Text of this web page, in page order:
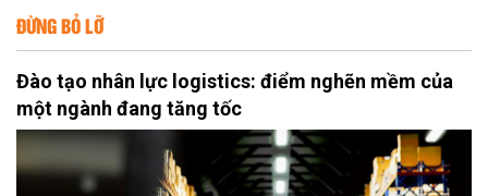
ĐỪNG BỎ LỠ
Đào tạo nhân lực logistics: điểm nghẽn mềm của
một ngành đang tăng tốc